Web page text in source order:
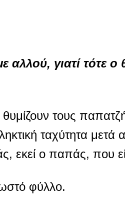
γιατί τότε ο
θυμίζουν τους
ταχύτητα
εκεί ο παπάς, που
φύλλο.